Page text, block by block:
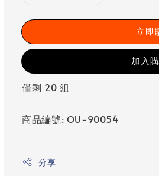
立即
加入
僅剩 20 組
商品編號: OU-90054
分享